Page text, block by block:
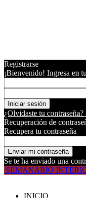
Registrarse
¡Bienvenido! Ingresa en
¿Olvidaste tu
Recuperación de
Recupera tu contraseña
Se te ha enviado una
SEMANARIO
INICIO